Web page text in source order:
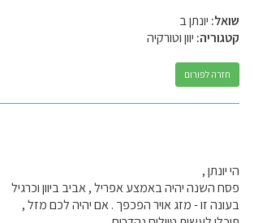
שואל: יונתן ב
קטגוריה: יוון וטורקיה
חזרה לפורום
הי יונתן ,
פסח השנה יהיה באמצע אפריל , אביב ביוון וכרגיל
בעונה זו - מזג אויר הפכפך . אם יהיה לכם מזל ,